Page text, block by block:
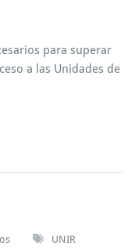
para superar
a las Unidades de
UNIR